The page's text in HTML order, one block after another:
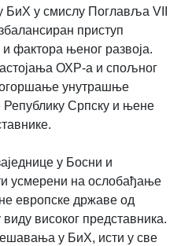
БиХ у смислу Поглавља VII
приступ
фактора њеног развоја.
ОХР-а и спољног
унутрашње
Републику Српску и њене
у Босни и
усмерени на ослобађање
европске државе од
високог представника.
у БиХ, исти у све